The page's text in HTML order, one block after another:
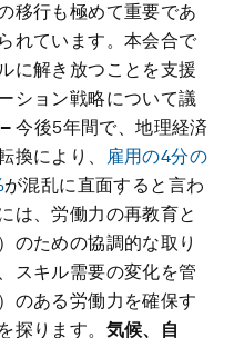
移行も極めて重要であ
れています。本会合で
に解き放つことを支援
ション戦略について議
今後5年間で、地理経済
換により、
雇用の4分の
が混乱に直面すると言わ
は、労働力の再教育と
のための協調的な取り
スキル需要の変化を管
のある労働力を確保す
探ります。 気候、自